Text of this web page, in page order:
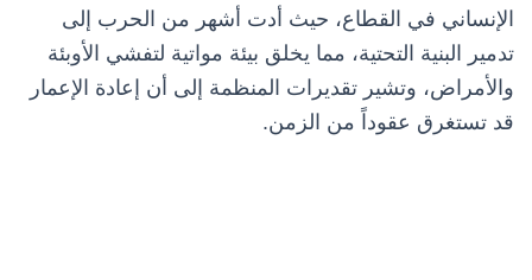
الإنساني في القطاع، حيث أدت أشهر من الحرب إلى
تدمير البنية التحتية، مما يخلق بيئة مواتية لتفشي الأوبئة
والأمراض، وتشير تقديرات المنظمة إلى أن إعادة الإعمار
قد تستغرق عقوداً من الزمن.